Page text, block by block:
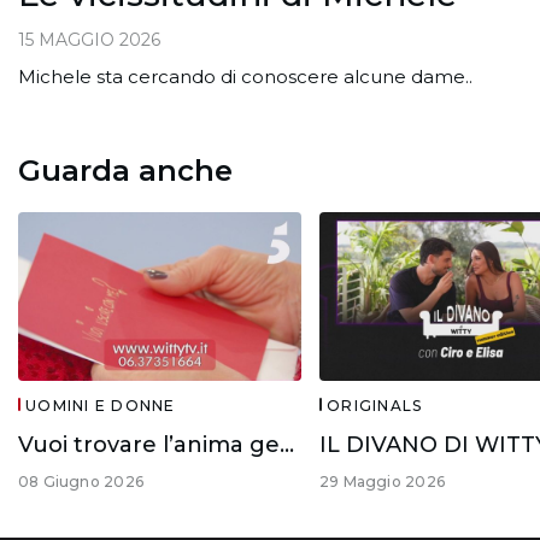
15 MAGGIO 2026
Michele sta cercando di conoscere alcune dame..
Guarda anche
UOMINI E DONNE
Vuoi trovare l’anima gemella?
08 Giugno 2026
ORIGINALS
29 Maggio 2026